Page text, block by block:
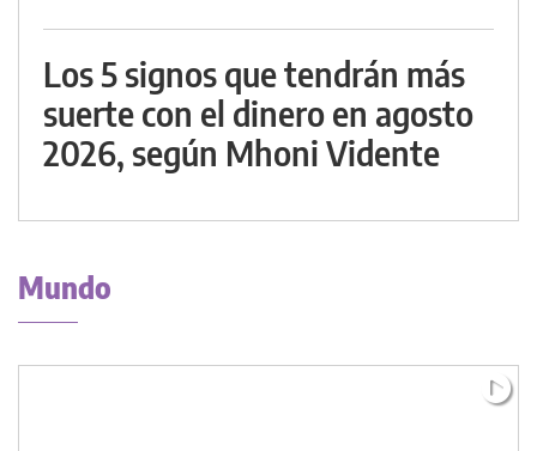
Los 5 signos que tendrán más
suerte con el dinero en agosto
2026, según Mhoni Vidente
Mundo